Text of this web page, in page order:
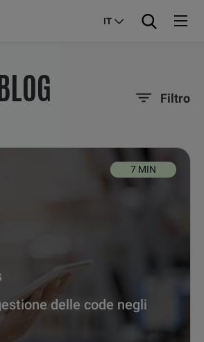
IT
Filtro
7 MIN
delle code negli